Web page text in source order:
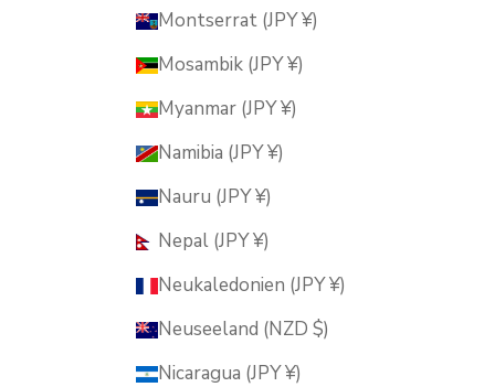
Montserrat (JPY ¥)
Mosambik (JPY ¥)
Myanmar (JPY ¥)
Namibia (JPY ¥)
Nauru (JPY ¥)
Nepal (JPY ¥)
Neukaledonien (JPY ¥)
Neuseeland (NZD $)
Nicaragua (JPY ¥)